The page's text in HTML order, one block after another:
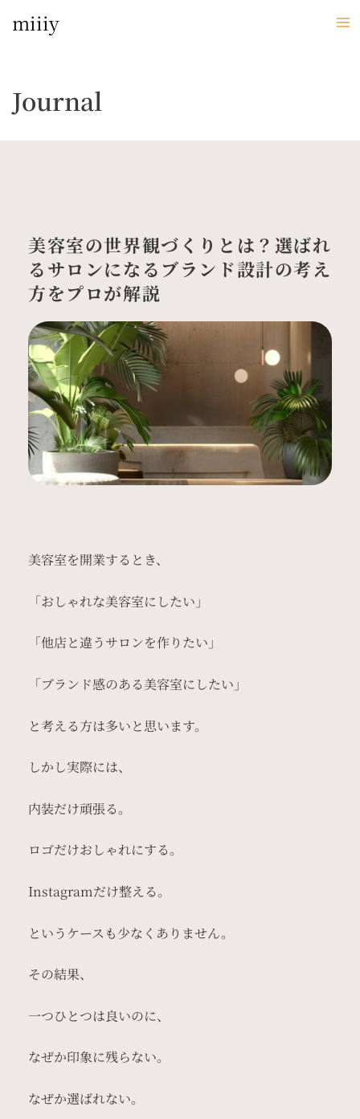
miiiy
Journal
美容室の世界観づくりとは？選ばれ
るサロンになるブランド設計の考え
方をプロが解説
美容室を開業するとき、
「おしゃれな美容室にしたい」
「他店と違うサロンを作りたい」
「ブランド感のある美容室にしたい」
と考える方は多いと思います。
しかし実際には、
内装だけ頑張る。
ロゴだけおしゃれにする。
Instagramだけ整える。
というケースも少なくありません。
その結果、
一つひとつは良いのに、
なぜか印象に残らない。
なぜか選ばれない。